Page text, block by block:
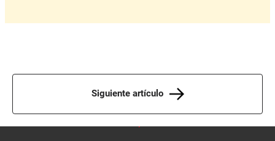
Siguiente artículo